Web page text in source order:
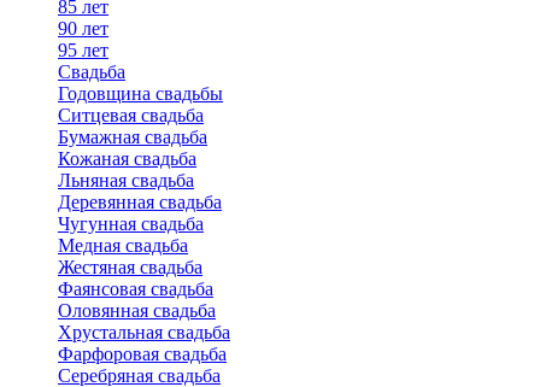
85 лет
90 лет
95 лет
Свадьба
Годовщина свадьбы
Ситцевая свадьба
Бумажная свадьба
Кожаная свадьба
Льняная свадьба
Деревянная свадьба
Чугунная свадьба
Медная свадьба
Жестяная свадьба
Фаянсовая свадьба
Оловянная свадьба
Хрустальная свадьба
Фарфоровая свадьба
Серебряная свадьба